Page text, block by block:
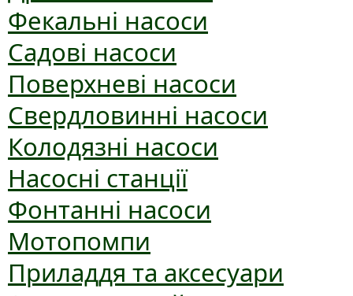
Фекальні насоси
Садові насоси
Поверхневі насоси
Свердловинні насоси
Колодязні насоси
Насосні станції
Фонтанні насоси
Мотопомпи
Приладдя та аксесуари